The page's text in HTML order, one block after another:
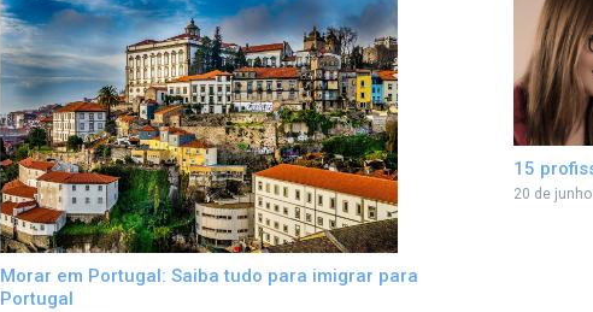
Morar em Portugal: Saiba tudo para imigrar para
Portugal
15
20 de